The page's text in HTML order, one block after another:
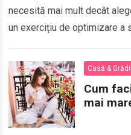
necesită mai mult decât
un exercițiu de optimizare a
Casă &
Cum
mai